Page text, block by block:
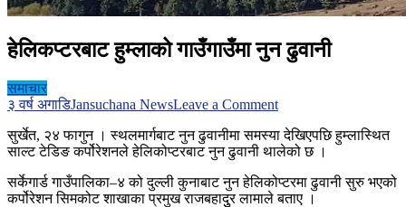
हेलिकप्टरबाट हुम्लाको गाउँगाउँमा नुन ढुवानी
समाचार
३ वर्ष अगाडिJansuchana NewsLeave a Commenton
हुम्लाको
गाउँगाउँमा
ढुवानी
सुर्खेत, २४ फागुन । स्थलमार्गबाट नुन ढुवानीमा समस्या देखिएपछि हुम्लास्थित
साल्ट टेडिङ कर्पोरेशनले हेलिकोप्टरबाट नुन ढुवानी थालेको छ ।
सर्केगार्ड गाउँपालिका–४ को दुल्ली कुनाबाट नुन हेलिकोप्टरमा ढुवानी सुरु भएको
कर्पोरेशन सिमकोट शाखाका प्रमुख राजबहादुुर लामाले बताए ।